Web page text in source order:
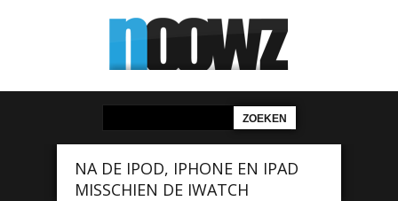
NA DE IPOD, IPHONE EN IPAD
MISSCHIEN DE IWATCH